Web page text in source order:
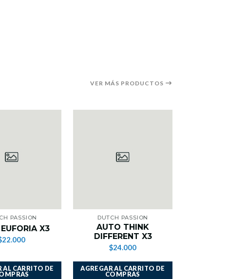
VER MÁS PRODUCTOS
PASSION
X3
AL CARRITO DE
DUTCH PASSION
AUTO THINK
DIFFERENT X3
$24.000
AGREGAR AL CARRITO DE
COMPRAS